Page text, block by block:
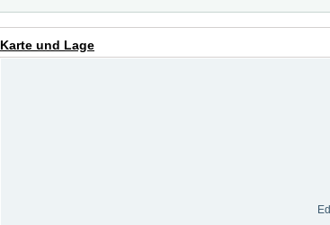
Karte und Lage